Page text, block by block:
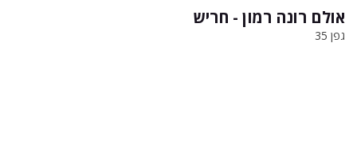
אולם רונה רמון - חריש
גפן 35